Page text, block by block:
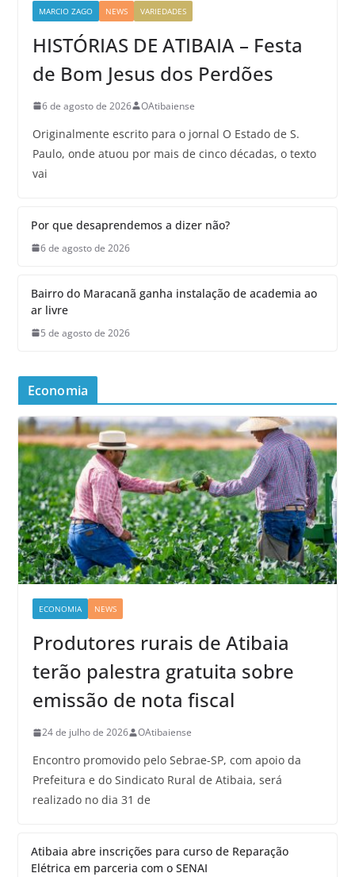
MARCIO ZAGO NEWS VARIEDADES
HISTÓRIAS DE ATIBAIA – Festa
de Bom Jesus dos Perdões
6 de agosto de 2026 OAtibaiense
Originalmente escrito para o jornal O Estado de S.
Paulo, onde atuou por mais de cinco décadas, o texto
vai
Por que desaprendemos a dizer não?
6 de agosto de 2026
Bairro do Maracanã ganha instalação de academia ao
ar livre
5 de agosto de 2026
Economia
ECONOMIA NEWS
Produtores rurais de Atibaia
terão palestra gratuita sobre
emissão de nota fiscal
24 de julho de 2026 OAtibaiense
Encontro promovido pelo Sebrae-SP, com apoio da
Prefeitura e do Sindicato Rural de Atibaia, será
realizado no dia 31 de
Atibaia abre inscrições para curso de Reparação
Elétrica em parceria com o SENAI